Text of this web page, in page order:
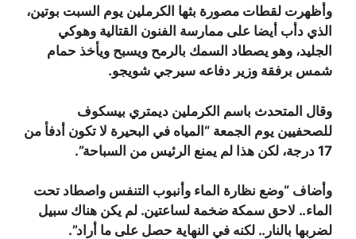
وأظهرت لقطات مصورة بثها الكرملين يوم السبت بوتين،
الذي دأب أيضا على ممارسة الفنون القتالية وهوكي
الجليد، وهو يصطاد السمك بالرمح ويسبح ويأخذ حمام
شمس برفقة وزير دفاعه سيرجي شويجو.
وقال المتحدث باسم الكرملين ديمتري بيسكوف
للصحفيين يوم الجمعة “المياه في البحيرة لا تكون أدفأ من
17 درجة، لكن هذا لم يمنع الرئيس من السباحة”.
وأضاف “وضع نظارة الماء وأنبوب التنفس واصطاد تحت
الماء.. لاحق سمكة ضخمة لساعتين. لم يكن هناك سبيل
لضربها بالنار.. لكنه في النهاية حصل على ما أراد”.